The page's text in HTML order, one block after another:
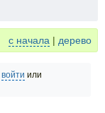
с начала | дерево
войти или